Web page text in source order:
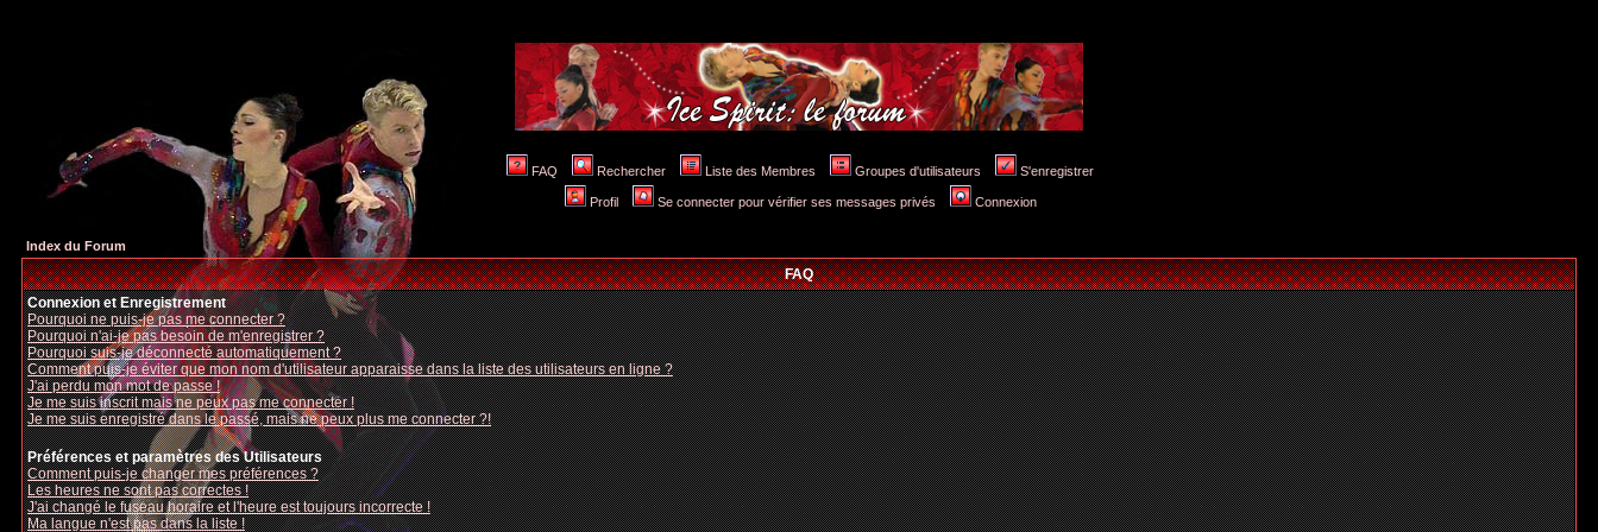
FAQ Rechercher Liste des Membres Groupes d'utilisateurs S'enregistrer
Profil Se connecter pour vérifier ses messages privés Connexion
Index du Forum
FAQ
Connexion et Enregistrement
Pourquoi ne puis-je pas me connecter ?
Pourquoi n'ai-je pas besoin de m'enregistrer ?
Pourquoi suis-je déconnecté automatiquement ?
Comment puis-je éviter que mon nom d'utilisateur apparaisse dans la liste des utilisateurs en ligne ?
J'ai perdu mon mot de passe !
Je me suis inscrit mais ne peux pas me connecter !
Je me suis enregistré dans le passé, mais ne peux plus me connecter ?!
Préférences et paramètres des Utilisateurs
Comment puis-je changer mes préférences ?
Les heures ne sont pas correctes !
J'ai changé le fuseau horaire et l'heure est toujours incorrecte !
Ma langue n'est pas dans la liste !